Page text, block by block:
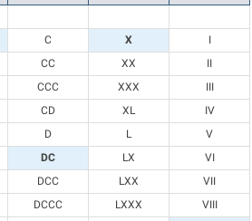
C X
I
CC XX
II
CCC XXX
III
CD XL
IV
D L
V
DC LX
VI
DCC LXX
VII
DCCC LXXX
VIII